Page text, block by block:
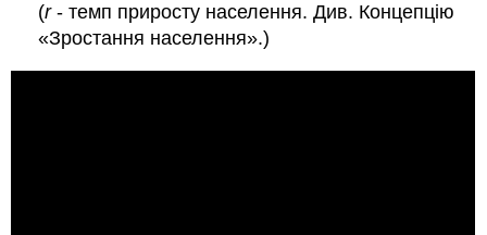
(r- темп приросту населення. Див. Концепцію
«Зростання населення».)